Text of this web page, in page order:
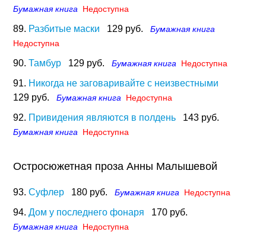
Бумажная книга Недоступна
89. Разбитые маски 129 руб.
Бумажная книга
Недоступна
90. Тамбур 129 руб. Бумажная книга Недоступна
91. Никогда не заговаривайте с неизвестными
129 руб.
Бумажная книга Недоступна
92. Привидения являются в полдень 143 руб.
Бумажная книга Недоступна
Остросюжетная проза Анны Малышевой
93. Суфлер 180 руб. Бумажная книга Недоступна
94. Дом у последнего фонаря 170 руб.
Бумажная книга Недоступна